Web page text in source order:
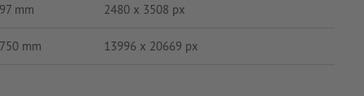
mm 2480 x 3508 px
mm 13996 x 20669 px